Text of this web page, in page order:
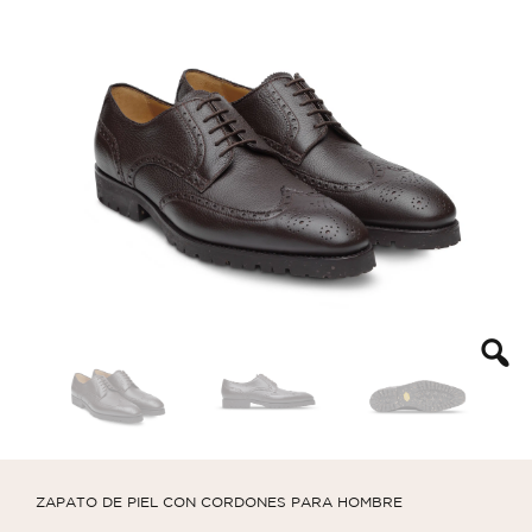
ZAPATO DE PIEL CON CORDONES PARA HOMBRE